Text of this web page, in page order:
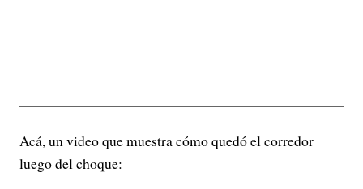
Acá, un video que muestra cómo quedó el corredor
luego del choque: